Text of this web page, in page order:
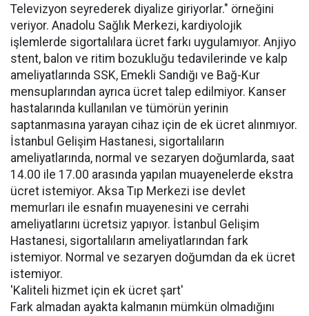
Televizyon seyrederek diyalize giriyorlar." örneğini
veriyor. Anadolu Sağlık Merkezi, kardiyolojik
işlemlerde sigortalılara ücret farkı uygulamıyor. Anjiyo
stent, balon ve ritim bozukluğu tedavilerinde ve kalp
ameliyatlarında SSK, Emekli Sandığı ve Bağ-Kur
mensuplarından ayrıca ücret talep edilmiyor. Kanser
hastalarında kullanılan ve tümörün yerinin
saptanmasına yarayan cihaz için de ek ücret alınmıyor.
İstanbul Gelişim Hastanesi, sigortalıların
ameliyatlarında, normal ve sezaryen doğumlarda, saat
14.00 ile 17.00 arasında yapılan muayenelerde ekstra
ücret istemiyor. Aksa Tıp Merkezi ise devlet
memurları ile esnafın muayenesini ve cerrahi
ameliyatlarını ücretsiz yapıyor. İstanbul Gelişim
Hastanesi, sigortalıların ameliyatlarından fark
istemiyor. Normal ve sezaryen doğumdan da ek ücret
istemiyor.
'Kaliteli hizmet için ek ücret şart'
Fark almadan ayakta kalmanın mümkün olmadığını